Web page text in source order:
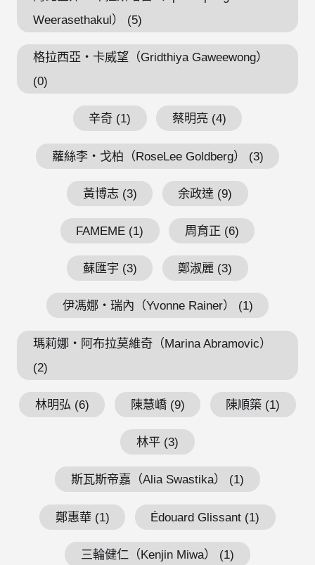
Weerasethakul） (5)
格拉西亞・卡威望（Gridthiya Gaweewong）
(0)
辛奇 (1) 蔡明亮 (4)
蘿絲李・戈柏（RoseLee Goldberg） (3)
黃博志 (3) 余政達 (9)
FAMEME (1) 周育正 (6)
蘇匯宇 (3) 鄭淑麗 (3)
伊馮娜・瑞內（Yvonne Rainer） (1)
瑪莉娜・阿布拉莫維奇（Marina Abramovic）
(2)
林明弘 (6) 陳慧嶠 (9) 陳順築 (1)
林平 (3)
斯瓦斯帝嘉（Alia Swastika） (1)
鄭惠華 (1) Édouard Glissant (1)
三輪健仁（Kenjin Miwa） (1)